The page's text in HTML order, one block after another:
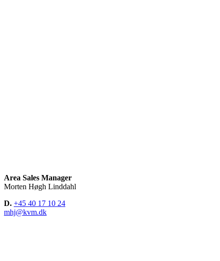
Area Sales Manager
Morten Høgh Linddahl
D. +45 40 17 10 24
mhj@kvm.dk